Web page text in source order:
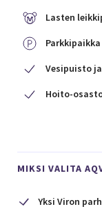
Lasten
Parkkipaikka
Vesipuisto
Hoito-
MIKSI VALITA
Yksi Viron